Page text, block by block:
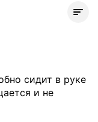
сидит в руке
и не